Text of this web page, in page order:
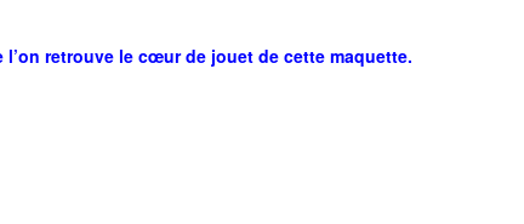
retrouve le cœur de jouet de cette maquette.